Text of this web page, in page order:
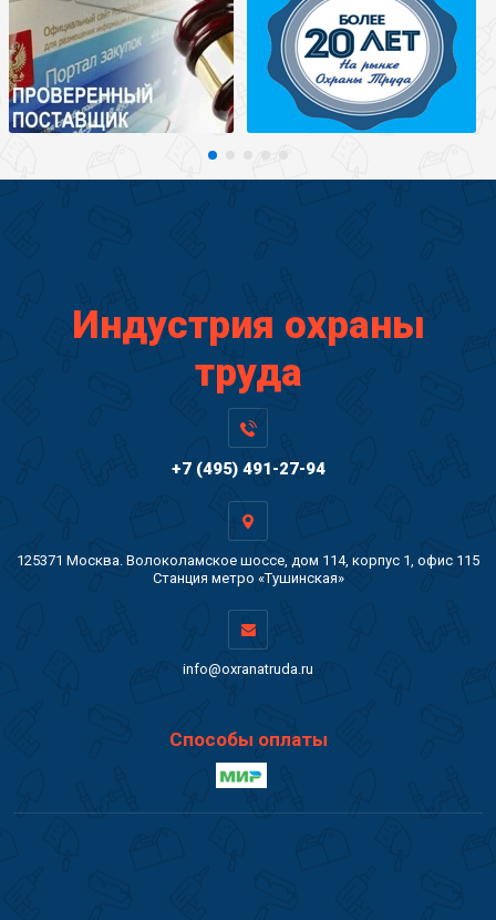
Индустрия охраны
труда
+7 (495) 491-27-94
125371 Москва. Волоколамское шоссе, дом 114, корпус 1, офис 115
Станция метро «Тушинская»
info@oxranatruda.ru
Способы оплаты